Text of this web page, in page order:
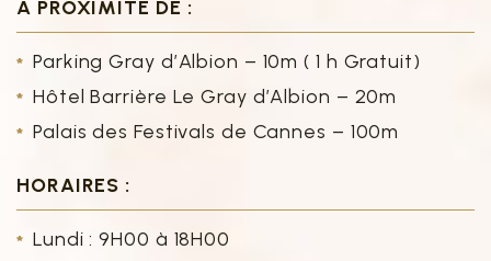
A PROXIMITÉ DE :
Parking Gray d’Albion – 10m ( 1 h Gratuit)
Hôtel Barrière Le Gray d’Albion – 20m
Palais des Festivals de Cannes – 100m
HORAIRES :
Lundi : 9H00 à 18H00